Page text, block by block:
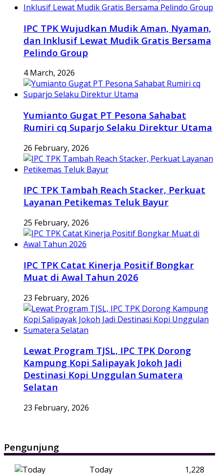
IPC TPK Wujudkan Mudik Aman, Nyaman,
dan Inklusif Lewat Mudik Gratis Bersama
Pelindo Group
4 March, 2026
Yumianto Gugat PT Pesona Sahabat
Rumiri cq Suparjo Selaku Direktur Utama
26 February, 2026
IPC TPK Tambah Reach Stacker, Perkuat
Layanan Petikemas Teluk Bayur
25 February, 2026
IPC TPK Catat Kinerja Positif Bongkar
Muat di Awal Tahun 2026
23 February, 2026
Lewat Program TJSL, IPC TPK Dorong
Kampung Kopi Salipayak Jokoh Jadi
Destinasi Kopi Unggulan Sumatera
Selatan
23 February, 2026
Pengunjung
Today 1,228